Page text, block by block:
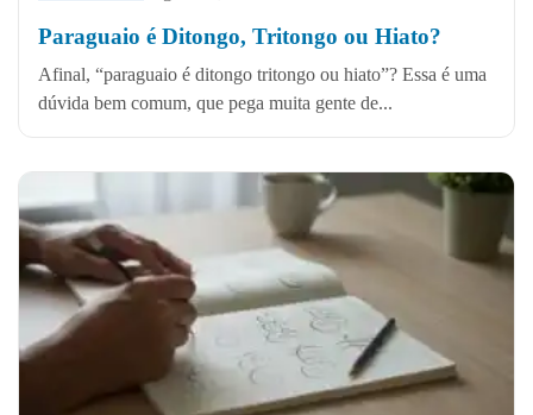
Paraguaio é Ditongo, Tritongo ou Hiato?
Afinal, “paraguaio é ditongo tritongo ou hiato”? Essa é uma
dúvida bem comum, que pega muita gente de...